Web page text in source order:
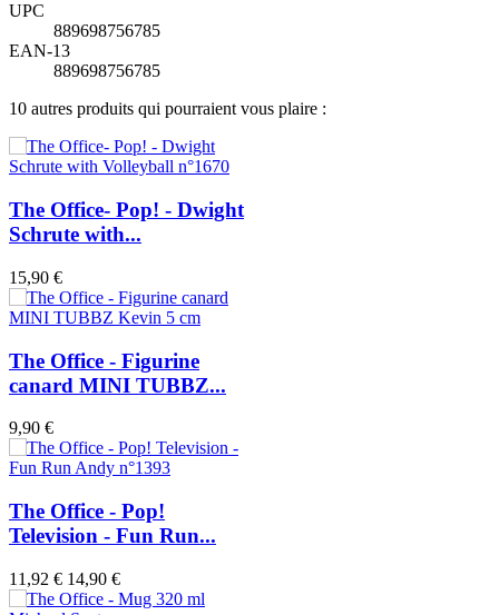
UPC
889698756785
EAN-13
889698756785
10 autres produits qui pourraient vous plaire :
The Office- Pop! - Dwight
Schrute with...
15,90 €
The Office - Figurine
canard MINI TUBBZ...
9,90 €
The Office - Pop!
Television - Fun Run...
11,92 € 14,90 €